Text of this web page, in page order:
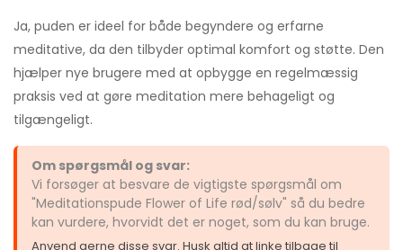
Ja, puden er ideel for både begyndere og erfarne
meditative, da den tilbyder optimal komfort og støtte. Den
hjælper nye brugere med at opbygge en regelmæssig
praksis ved at gøre meditation mere behageligt og
tilgængeligt.
Om spørgsmål og svar:
Vi forsøger at besvare de vigtigste spørgsmål om
"Meditationspude Flower of Life rød/sølv" så du bedre
kan vurdere, hvorvidt det er noget, som du kan bruge.
Anvend gerne disse svar. Husk altid at linke tilbage til